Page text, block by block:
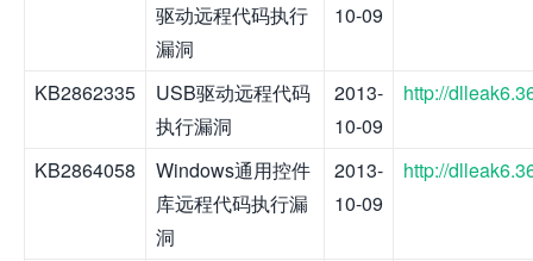
驱动远程代码执行
漏洞
10-09
KB2862335
USB驱动远程代码
执行漏洞
2013-
10-09
http://
KB2864058
Windows通用控件
库远程代码执行漏
洞
2013-
10-09
http://